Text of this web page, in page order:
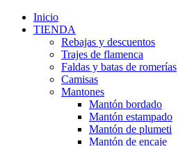
Inicio
TIENDA
Rebajas y descuentos
Trajes de flamenca
Faldas y batas de romerías
Camisas
Mantones
Mantón bordado
Mantón estampado
Mantón de plumeti
Mantón de encaje